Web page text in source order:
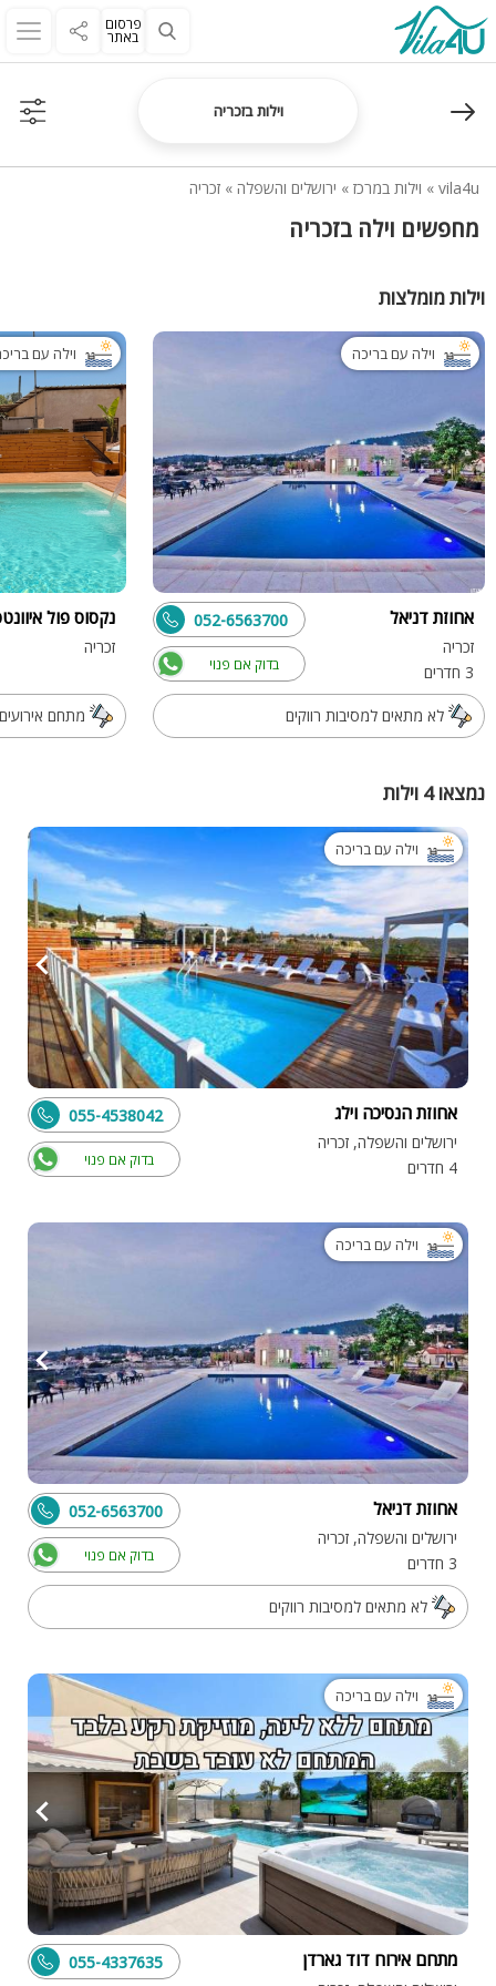
פרסום
באתר
וילות בזכריה
vila4u
» וילות במרכז » ירושלים והשפלה » זכריה
מחפשים וילה בזכריה
וילות מומלצות
וילה עם בריכה
אחוזת דניאל
זכריה
3 חדרים
בדוק אם פנוי
052-6563700
לא מתאים למסיבות רווקים
וילה עם
נקסוס פול
זכריה
מתחם
נמצאו 4 וילות
וילה עם בריכה
אחוזת הנסיכה וילג
ירושלים והשפלה, זכריה
4 חדרים
בדוק אם פנוי
055-4538042
וילה עם בריכה
אחוזת דניאל
ירושלים והשפלה, זכריה
3 חדרים
בדוק אם פנוי
052-6563700
לא מתאים למסיבות רווקים
וילה עם בריכה
מתחם אירוח דוד גארדן 055-4337635